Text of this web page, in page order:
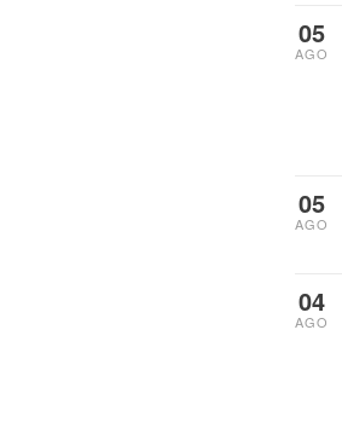
05
AGO
05
AGO
04
AGO